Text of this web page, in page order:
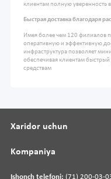
клиентам полную уверенность
Быстрая доставка благодаря
Имея более чем 120 филиалов
оперативную и эффективную
инфраструктура позволяет
обеспечивая клиентам
средствам
Ishonch telefoni: (71) 200-03-
Xaridor uchun
Kompaniya